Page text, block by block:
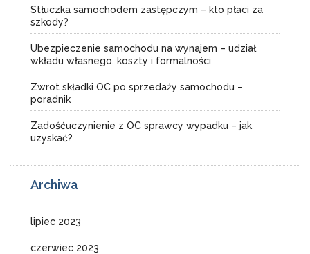
Stłuczka samochodem zastępczym – kto płaci za
szkody?
Ubezpieczenie samochodu na wynajem – udział
wkładu własnego, koszty i formalności
Zwrot składki OC po sprzedaży samochodu –
poradnik
Zadośćuczynienie z OC sprawcy wypadku – jak
uzyskać?
Archiwa
lipiec 2023
czerwiec 2023